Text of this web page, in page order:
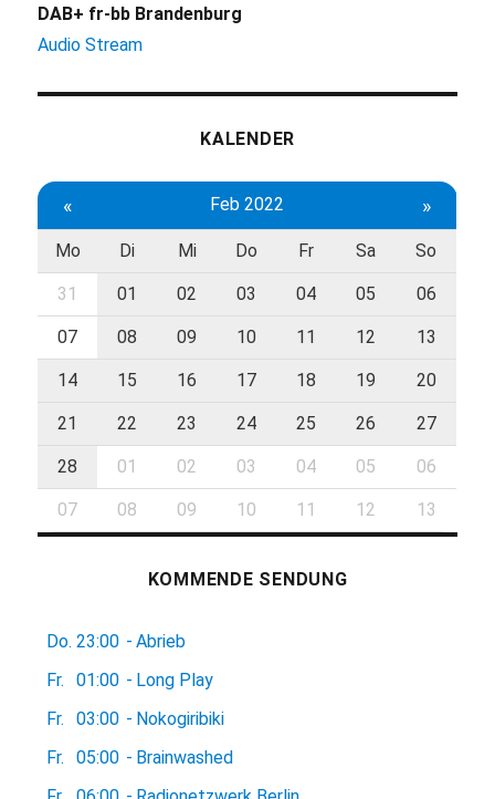
DAB+ fr-bb Brandenburg
Audio Stream
KALENDER
« Feb 2022 »
Mo Di Mi Do Fr Sa So
31 01 02 03 04 05 06
07 08 09 10 11 12 13
14 15 16 17 18 19 20
21 22 23 24 25 26 27
28 01 02 03 04 05 06
07 08 09 10 11 12 13
KOMMENDE SENDUNG
Do. 23:00 - Abrieb
Fr.
01:00 - Long Play
Fr.
03:00 - Nokogiribiki
Fr.
05:00 - Brainwashed